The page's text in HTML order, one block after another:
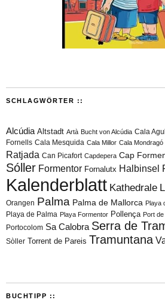
SCHLAGWÖRTER ::
Alcúdia Altstadt Artà Bucht von Alcúdia Cala
Fornells Cala Mesquida Cala Millor Cala Mondragó
Ratjada Can Picafort Capdepera Cap
Sóller Formentor Fornalutx Halbinsel
Kalenderblatt Kathedrale
Orangen Palma Palma de Mallorca Playa
Playa de Palma Playa Formentor Pollença Port
Portocolom Sa Calobra Serra de
Sòller Torrent de Pareis Tramuntana
BUCHTIPP ::